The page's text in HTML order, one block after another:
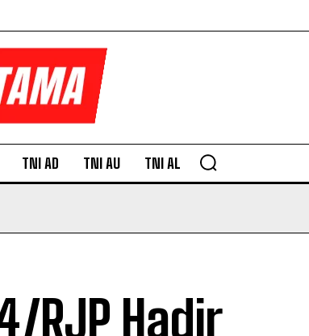
TNI AD TNI AU TNI AL
RJP Hadir